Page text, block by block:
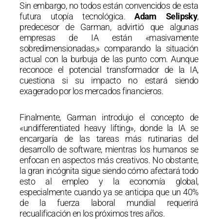
Sin embargo, no todos están convencidos de esta
futura utopía tecnológica.Adam Selipsky,
predecesor de Garman, advirtió que algunas
empresas de IA están «masivamente
sobredimensionadas,» comparando la situación
actual con la burbuja de las punto com. Aunque
reconoce el potencial transformador de la IA,
cuestiona si su impacto no estará siendo
exagerado por los mercados financieros.
Finalmente, Garman introdujo el concepto de
«undifferentiated heavy lifting», donde la IA se
encargaría de las tareas más rutinarias del
desarrollo de software, mientras los humanos se
enfocan en aspectos más creativos. No obstante,
la gran incógnita sigue siendo cómo afectará todo
esto al empleo y la economía global,
especialmente cuando ya se anticipa que un 40%
de la fuerza laboral mundial requerirá
recualificación en los próximos tres años.